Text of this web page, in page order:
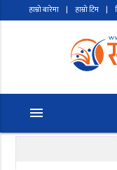
हाम्रो बारेमा | हाम्रो टिम |
menu